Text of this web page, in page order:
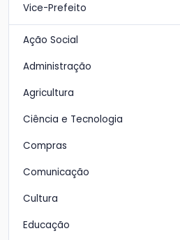
Vice-Prefeito
Ação Social
Administração
Agricultura
Ciência e Tecnologia
Compras
Comunicação
Cultura
Educação